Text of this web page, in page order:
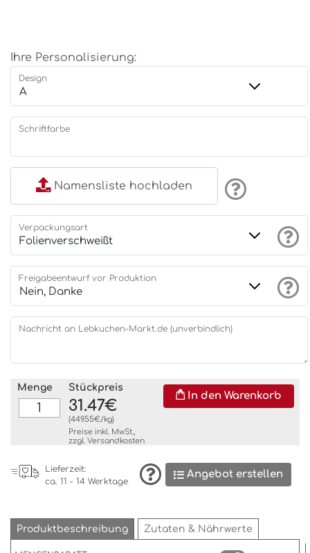
Ihre Personalisierung:
Design
Schriftfarbe
Namensliste hochladen
Verpackungsart
Freigabeentwurf vor Produktion
Nachricht an Lebkuchen-Markt.de (unverbindlich)
Menge Stückpreis
31.47€
(449.55€/kg)
Preise inkl. MwSt.,
zzgl. Versandkosten
In den Warenkorb
Lieferzeit:
ca. 11 - 14 Werktage
Angebot erstellen
Produktbeschreibung Zutaten & Nährwerte